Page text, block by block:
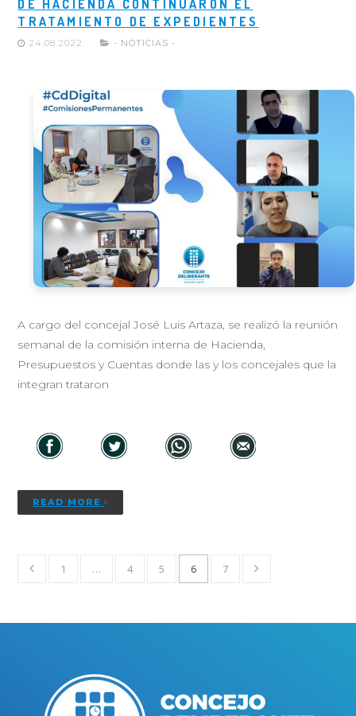
DE HACIENDA CONTINUARON EL
TRATAMIENTO DE EXPEDIENTES
24.08.2022 - NOTICIAS -
A cargo del concejal José Luis Artaza, se realizó la reunión
semanal de la comisión interna de Hacienda,
Presupuestos y Cuentas donde las y los concejales que la
integran trataron
READ MORE
1 … 4 5 6 7